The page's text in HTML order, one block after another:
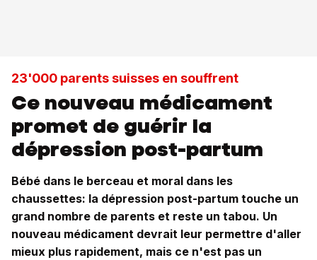
23'000 parents suisses en souffrent
Ce nouveau médicament
promet de guérir la
dépression post-partum
Bébé dans le berceau et moral dans les
chaussettes: la dépression post-partum touche un
grand nombre de parents et reste un tabou. Un
nouveau médicament devrait leur permettre d'aller
mieux plus rapidement, mais ce n'est pas un